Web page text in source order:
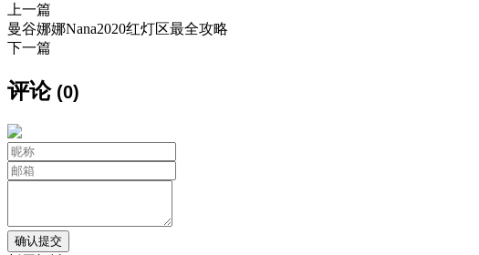
上一篇
曼谷娜娜Nana2020红灯区最全攻略
下一篇
评论(0)